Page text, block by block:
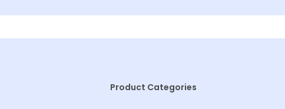
Product Categories